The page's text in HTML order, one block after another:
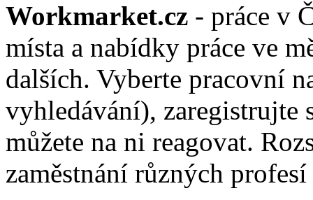
Workmarket.cz - práce v
místa a nabídky práce ve
dalších. Vyberte pracovní
vyhledávání), zaregistrujte
můžete na ni reagovat.
zaměstnání různých